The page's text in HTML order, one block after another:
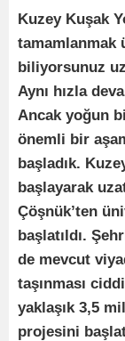
Kuzey Kuşak
tamamlanmak
biliyorsunuz
Aynı hızla
Ancak yoğun
önemli bir
başladık.
başlayarak
Çöşnük’ten
başlatıldı.
de mevcut
taşınması
yaklaşık 3,5
projesini